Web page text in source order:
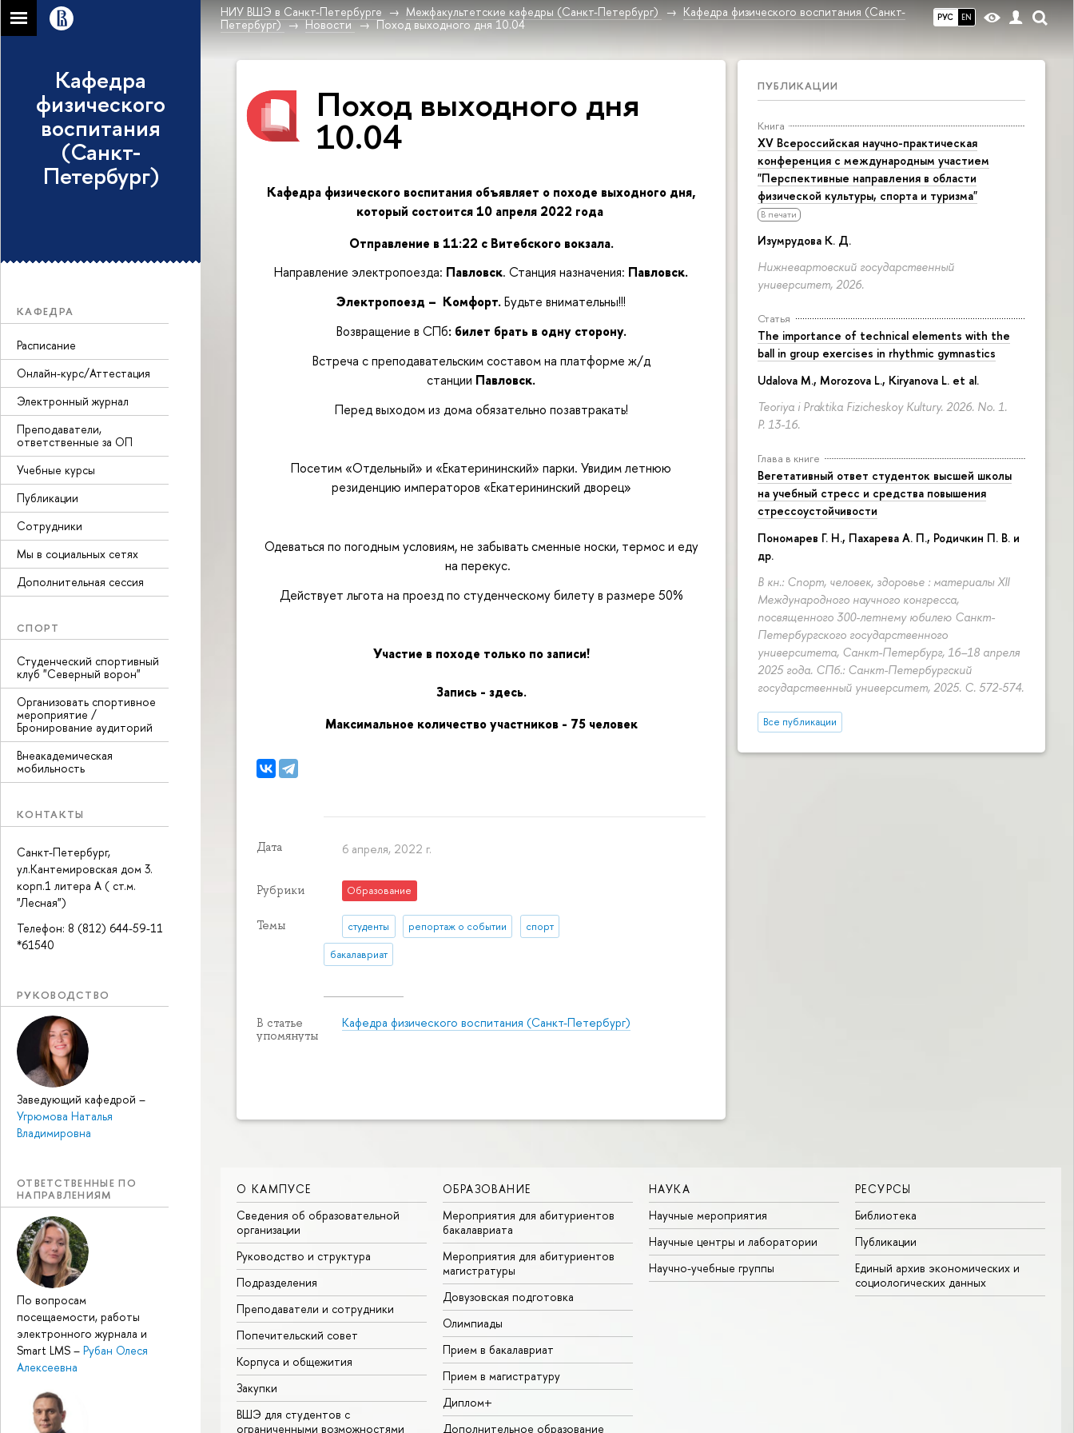
РУС EN
НИУ ВШЭ в Санкт-Петербурге Межфакультетские кафедры (Санкт-Петербург)
Кафедра физического воспитания (Санкт-
Петербург)
Новости Поход выходного дня 10.04
Кафедра
физического
воспитания
(Санкт-
Петербург)
КАФЕДРА
Расписание
Онлайн-курс/Аттестация
Электронный журнал
Преподаватели,
ответственные за ОП
Учебные курсы
Публикации
Сотрудники
Мы в социальных сетях
Дополнительная сессия
СПОРТ
Студенческий спортивный
клуб "Северный ворон"
Организовать спортивное
мероприятие /
Бронирование аудиторий
Внеакадемическая
мобильность
КОНТАКТЫ
Санкт-Петербург,
ул.Кантемировская дом 3.
корп.1 литера А ( ст.м.
"Лесная")
Телефон: 8 (812) 644-59-11
*61540
РУКОВОДСТВО
Заведующий кафедрой –
Угрюмова Наталья
Владимировна
ОТВЕТСТВЕННЫЕ ПО
НАПРАВЛЕНИЯМ
По вопросам
посещаемости, работы
электронного журнала и
Smart LMS – Рубан Олеся
Алексеевна
ПУБЛИКАЦИИ
Книга
XV Всероссийская научно-практическая
конференция с международным участием
"Перспективные направления в области
физической культуры, спорта и туризма"
В печати
Изумрудова К. Д.
Нижневартовский государственный
университет, 2026.
Статья
The importance of technical elements with the
ball in group exercises in rhythmic gymnastics
Udalova M., Morozova L., Kiryanova L. et al.
Teoriya i Praktika Fizicheskoy Kultury. 2026. No. 1.
P. 13-16.
Глава в книге
Вегетативный ответ студенток высшей школы
на учебный стресс и средства повышения
стрессоустойчивости
Пономарев Г. Н., Пахарева А. П., Родичкин П. В. и
др.
В кн.: Спорт, человек, здоровье : материалы XII
Международного научного конгресса,
посвященного 300-летнему юбилею Санкт-
Петербургского государственного
университета, Санкт-Петербург, 16–18 апреля
2025 года. СПб.: Санкт-Петербургский
государственный университет, 2025. С. 572-574.
Все публикации
Поход выходного дня
10.04
Кафедра физического воспитания объявляет о походе выходного дня,
который состоится 10 апреля 2022 года
Отправление в 11:22 с Витебского вокзала.
Направление электропоезда: Павловск. Станция назначения: Павловск.
Электропоезд – Комфорт.Будьте внимательны!!!
Возвращение в СПб: билет брать в одну сторону.
Встреча с преподавательским составом на платформе ж/д
станции Павловск.
Перед выходом из дома обязательно позавтракать!
Посетим «Отдельный» и «Екатерининский» парки. Увидим летнюю
резиденцию императоров «Екатерининский дворец»
Одеваться по погодным условиям, не забывать сменные носки, термос и еду
на перекус.
Действует льгота на проезд по студенческому билету в размере 50%
Участие в походе только по записи!
Запись - здесь.
Максимальное количество участников - 75 человек
Дата 6 апреля, 2022 г.
Рубрики Образование
Темы студенты репортаж о событии спорт
бакалавриат
В статье
упомянуты
Кафедра физического воспитания (Санкт-Петербург)
О КАМПУСЕ
Сведения об образовательной
организации
Руководство и структура
Подразделения
Преподаватели и сотрудники
Попечительский совет
Корпуса и общежития
Закупки
ВШЭ для студентов с
ограниченными возможностями
ОБРАЗОВАНИЕ
Мероприятия для абитуриентов
бакалавриата
Мероприятия для абитуриентов
магистратуры
Довузовская подготовка
Олимпиады
Прием в бакалавриат
Прием в магистратуру
Диплом+
Дополнительное образование
НАУКА
Научные мероприятия
Научные центры и лаборатории
Научно-учебные группы
РЕСУРСЫ
Библиотека
Публикации
Единый архив экономических и
социологических данных